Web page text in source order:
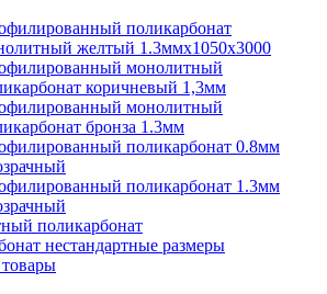
поликарбонат
желтый 1.3ммх1050х3000
монолитный
коричневый 1,3мм
монолитный
бронза 1.3мм
поликарбонат 0.8мм
поликарбонат 1.3мм
поликарбонат
нестандартные размеры